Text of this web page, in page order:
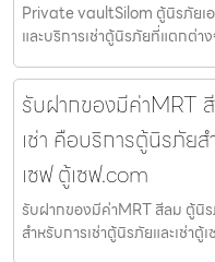
Private vaultSilom ตู้นิรภัยเ
และบริการเช่าตู้นิรภัยที่แตกต่า
รับฝากของมีค่าMRT สี
เช่า คือบริการตู้นิรภัยส
เซฟ ตู้เซฟ.com
รับฝากของมีค่าMRT สีลม ตู้นิร
สำหรับการเช่าตู้นิรภัยและเช่าตู้